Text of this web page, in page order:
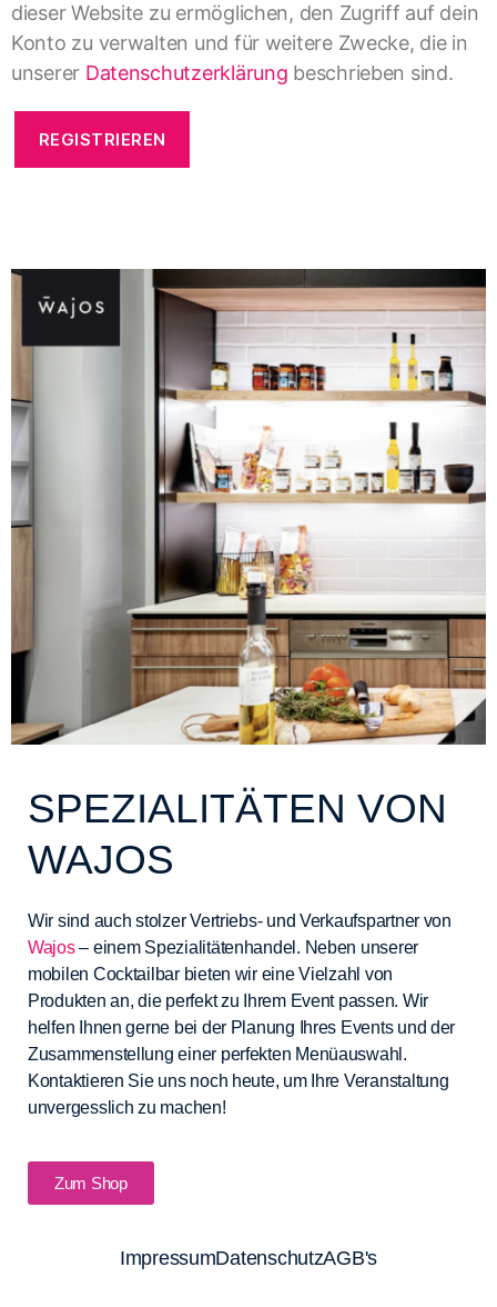
dieser Website zu ermöglichen, den Zugriff auf dein
Konto zu verwalten und für weitere Zwecke, die in
unserer Datenschutzerklärung beschrieben sind.
REGISTRIEREN
SPEZIALITÄTEN VON
WAJOS
Wir sind auch stolzer Vertriebs- und Verkaufspartner von
Wajos– einem Spezialitätenhandel. Neben unserer
mobilen Cocktailbar bieten wir eine Vielzahl von
Produkten an, die perfekt zu Ihrem Event passen. Wir
helfen Ihnen gerne bei der Planung Ihres Events und der
Zusammenstellung einer perfekten Menüauswahl.
Kontaktieren Sie uns noch heute, um Ihre Veranstaltung
unvergesslich zu machen!
Zum Shop
ImpressumDatenschutzAGB's